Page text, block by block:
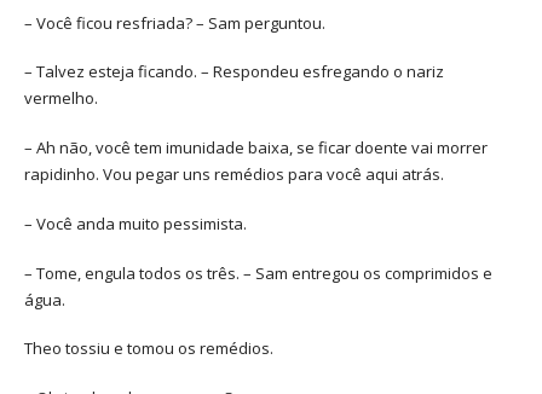
– Você ficou resfriada? – Sam perguntou.
– Talvez esteja ficando. – Respondeu esfregando o nariz
vermelho.
– Ah não, você tem imunidade baixa, se ficar doente vai morrer
rapidinho. Vou pegar uns remédios para você aqui atrás.
– Você anda muito pessimista.
– Tome, engula todos os três. – Sam entregou os comprimidos e
água.
Theo tossiu e tomou os remédios.